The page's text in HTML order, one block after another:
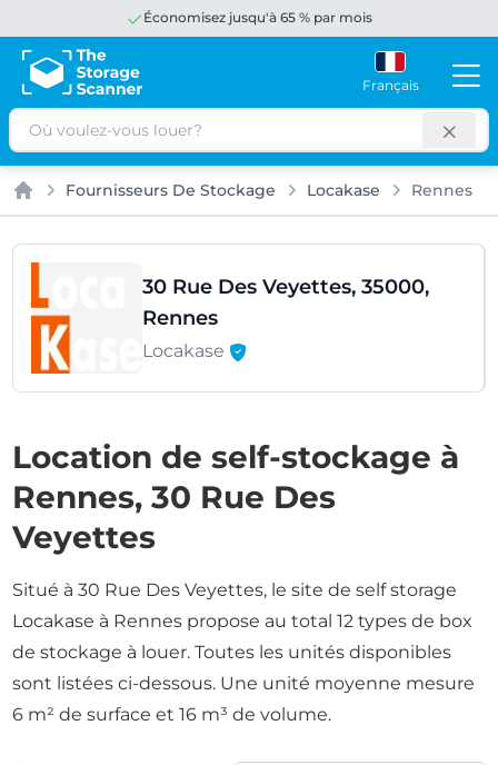
Économisez jusqu'à 65 % par mois
Français
Rechercher
Accueil
Fournisseurs De Stockage Locakase Rennes
30 Rue Des Veyettes, 35000,
Rennes
Locakase
Location de self-stockage à
Rennes, 30 Rue Des
Veyettes
Situé à 30 Rue Des Veyettes, le site de self storage
Locakase à Rennes propose au total 12 types de box
de stockage à louer. Toutes les unités disponibles
sont listées ci-dessous. Une unité moyenne mesure
6 m² de surface et 16 m³ de volume.